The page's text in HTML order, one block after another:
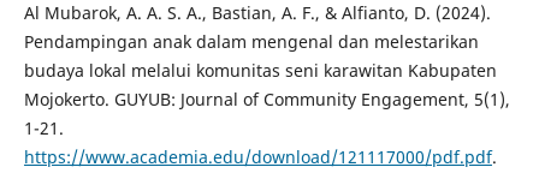
Al Mubarok, A. A. S. A., Bastian, A. F., & Alfianto, D. (2024).
Pendampingan anak dalam mengenal dan melestarikan
budaya lokal melalui komunitas seni karawitan Kabupaten
Mojokerto. GUYUB: Journal of Community Engagement, 5(1),
1-21.
https://www.academia.edu/download/121117000/pdf.pdf.